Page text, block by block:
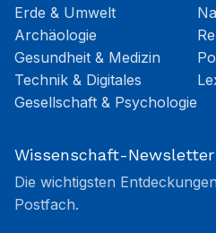
Erde & Umwelt
Archäologie
Gesundheit & Medizin
Technik & Digitales
Gesellschaft & Psychologie
Wissenschaft-Newsletter
Die wichtigsten
Postfach.